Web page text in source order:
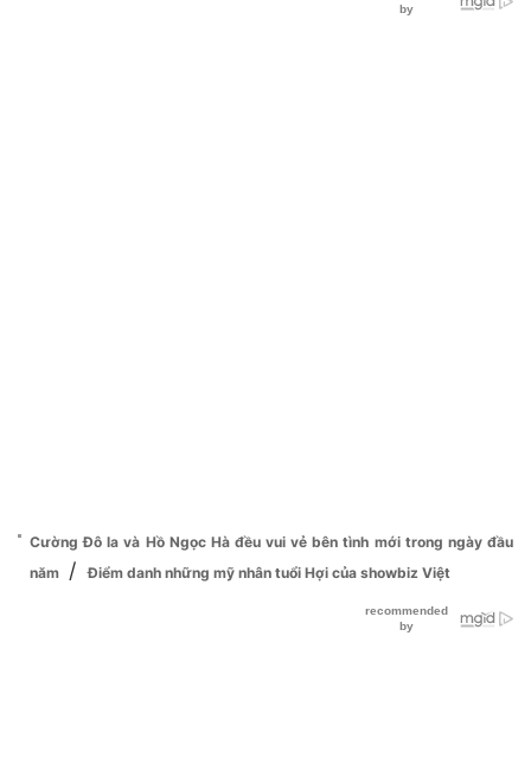
Cường Đô la và Hồ Ngọc Hà đều vui vẻ bên tình mới trong ngày đầu
năm / Điểm danh những mỹ nhân tuổi Hợi của showbiz Việt